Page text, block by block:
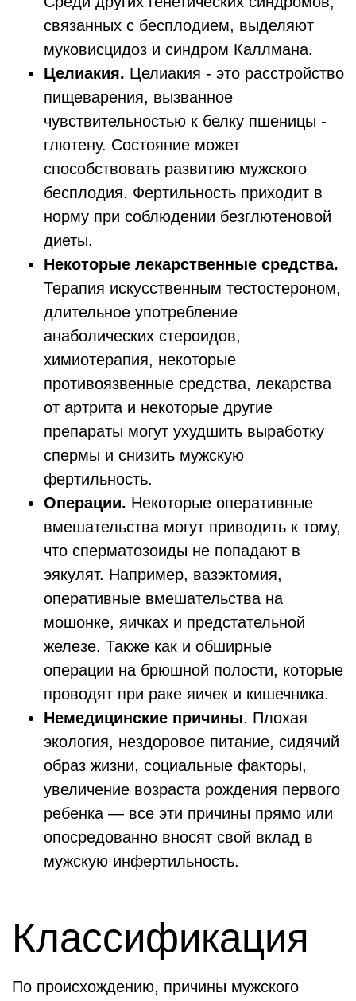
связанных с бесплодием, выделяют
муковисцидоз и синдром Каллмана.
Целиакия. Целиакия - это расстройство
пищеварения, вызванное
чувствительностью к белку пшеницы -
глютену. Состояние может
способствовать развитию мужского
бесплодия. Фертильность приходит в
норму при соблюдении безглютеновой
диеты.
Некоторые лекарственные средства.
Терапия искусственным тестостероном,
длительное употребление
анаболических стероидов,
химиотерапия, некоторые
противоязвенные средства, лекарства
от артрита и некоторые другие
препараты могут ухудшить выработку
спермы и снизить мужскую
фертильность.
Операции. Некоторые оперативные
вмешательства могут приводить к тому,
что сперматозоиды не попадают в
эякулят. Например, вазэктомия,
оперативные вмешательства на
мошонке, яичках и предстательной
железе. Также как и обширные
операции на брюшной полости, которые
проводят при раке яичек и кишечника.
Немедицинские причины. Плохая
экология, нездоровое питание, сидячий
образ жизни, социальные факторы,
увеличение возраста рождения первого
ребенка — все эти причины прямо или
опосредованно вносят свой вклад в
мужскую инфертильность.
Классификация
По происхождению, причины мужского